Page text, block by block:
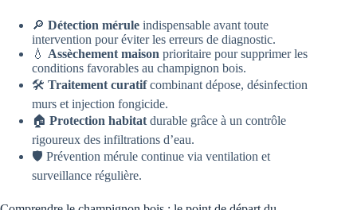
🔎 Détection mérule indispensable avant toute
intervention pour éviter les erreurs de diagnostic.
💧 Assèchement maison prioritaire pour supprimer les
conditions favorables au champignon bois.
🛠️ Traitement curatifcombinant dépose, désinfection
murs et injection fongicide.
🏠 Protection habitat durable grâce à un contrôle
rigoureux des infiltrations d’eau.
🛡️ Prévention mérule continue via ventilation et
surveillance régulière.